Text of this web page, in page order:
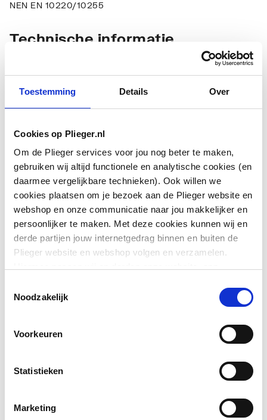
Toestemming Details Over
Cookies op Plieger.nl
Om de Plieger services voor jou nog beter te maken,
gebruiken wij altijd functionele en analytische cookies (en
daarmee vergelijkbare technieken). Ook willen we
cookies plaatsen om je bezoek aan de Plieger website en
webshop en onze communicatie naar jou makkelijker en
persoonlijker te maken. Met deze cookies kunnen wij en
derde partijen jouw internetgedrag binnen en buiten de
Plieger website en webshop volgen en verzamelen.
We slaan je cookievoorkeur op in je browser.
Noodzakelijk
Voorkeuren
Statistieken
Marketing
NEN EN 10220/10255
Technische informatie
Materiaal aansluiting 1
Kwaliteitsklasse
aansluiting 1
St 35 (1.0308)
Oppervlaktebeschermin
g aansluiting 1
Gecoat
Systeemgebonden Ja
aansluiting 1
Hoofdkleur fitting
Toon meer
Downloads
CE_Certificaat